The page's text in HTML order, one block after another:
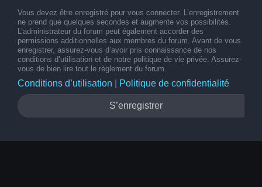
Vous devez être enregistré pour vous connecter. L’enregistrement
ne prend que quelques secondes et augmente vos possibilités.
L’administrateur du forum peut également accorder des
permissions additionnelles aux membres du forum. Avant de vous
enregistrer, assurez-vous d’avoir pris connaissance de nos
conditions d’utilisation et de notre politique de vie privée. Assurez-
vous de bien lire tout le règlement du forum.
Conditions d’utilisation Politique de confidentialité
S’enregistrer